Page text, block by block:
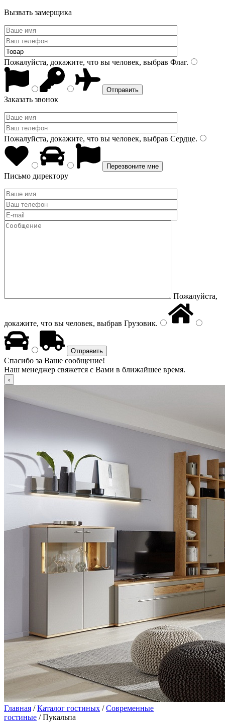
Вызвать замерщика
Пожалуйста, докажите, что вы человек, выбрав Флаг.
Заказать звонок
Пожалуйста, докажите, что вы человек, выбрав Сердце.
Письмо директору
Пожалуйста,
докажите, что вы человек, выбрав Грузовик.
Спасибо за Ваше сообщение!
Наш менеджер свяжется с Вами в ближайшее время.
Главная /Каталог гостиных /Современные
гостиные / Пукальпа